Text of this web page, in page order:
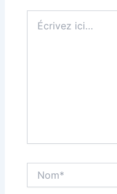
ici…